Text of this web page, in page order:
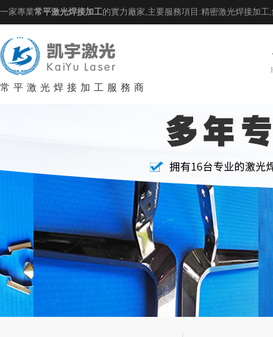
一家專業常平激光焊接加工的實力廠家,主要服務項目:精密激光焊接加
常平激光焊接加工服務商